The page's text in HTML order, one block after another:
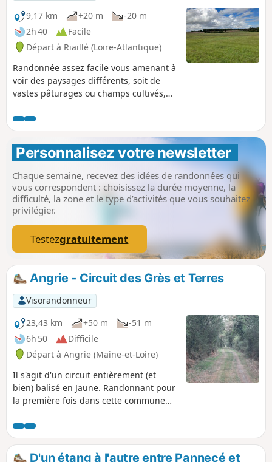
9,17 km
+20 m
-20 m
2h 40
Facile
Départ à Riaillé (Loire-Atlantique)
Randonnée assez facile vous amenant à
voir des paysages différents, soit de
vastes pâturages ou champs cultivés,
Beaucoup de beaux chemins, un tout
petit peu de route, de quoi se dégourdir
les jambes.
Personnalisez votre newsletter
Chaque semaine, recevez des idées de randonnées qui
vous correspondent : choisissez la durée moyenne, la
difficulté, la zone et le type d’activités que vous souhaitez
privilégier.
Testezgratuitement
Angrie - Circuit des Grès et Terres
Visorandonneur
23,43 km
+50 m
-51 m
6h 50
Difficile
Départ à Angrie (Maine-et-Loire)
Il s'agit d'un circuit entièrement (et
bien) balisé en Jaune. Randonnant pour
la première fois dans cette commune
par la qualité et le nombre de chemins
qui ont été conservés dans cet espace
agricole relativement plat. De très
D'un étang à l'autre entre Pannecé et